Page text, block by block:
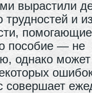
вырастили
и
пособие — не
однако
совершает